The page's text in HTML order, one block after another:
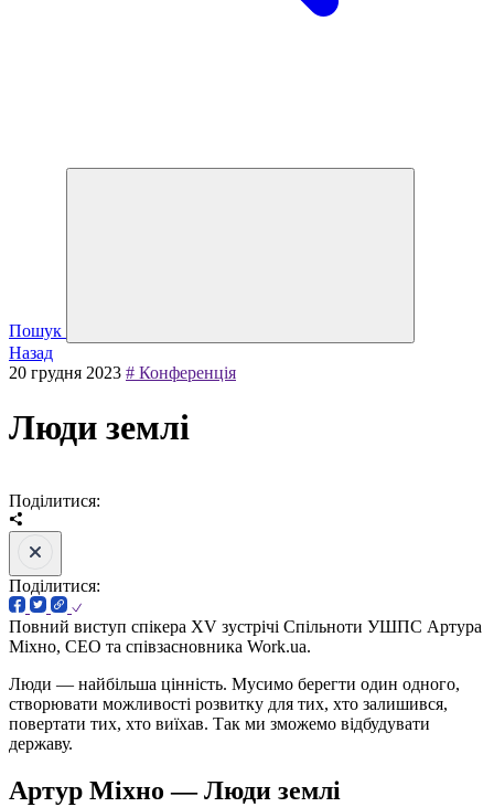
Пошук
Назад
20 грудня 2023 # Конференція
Люди землі
Поділитися:
Поділитися:
Повний виступ спікера XV зустрічі Спільноти УШПС Артура
Міхно, CEO та співзасновника Work.ua.
Люди — найбільша цінність. Мусимо берегти один одного,
створювати можливості розвитку для тих, хто залишився,
повертати тих, хто виїхав. Так ми зможемо відбудувати
державу.
Артур Міхно — Люди землі